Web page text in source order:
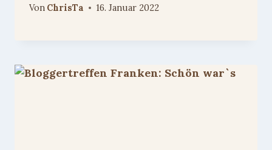
Von ChrisTa 16. Januar 2022